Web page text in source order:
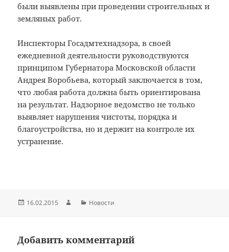
были выявлены при проведении строительных и
земляных работ.
Инспекторы Госадмтехнадзора, в своей
ежедневной деятельности руководствуются
принципом Губернатора Московской области
Андрея Воробьева, который заключается в том,
что любая работа должна быть ориентирована
на результат. Надзорное ведомство не только
выявляет нарушения чистоты, порядка и
благоустройства, но и держит на контроле их
устранение.
Опубликовано
16.02.2015 АвторРубрики
Новости
Добавить комментарий